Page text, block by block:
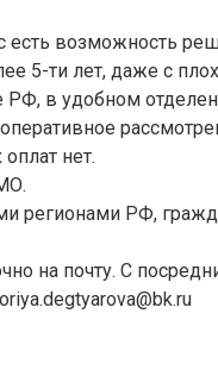
есть возможность
5-ти лет, даже с
РФ, в удобном
нет.
регионами РФ,
на почту. С